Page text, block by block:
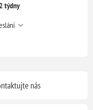
2 týdny
nás